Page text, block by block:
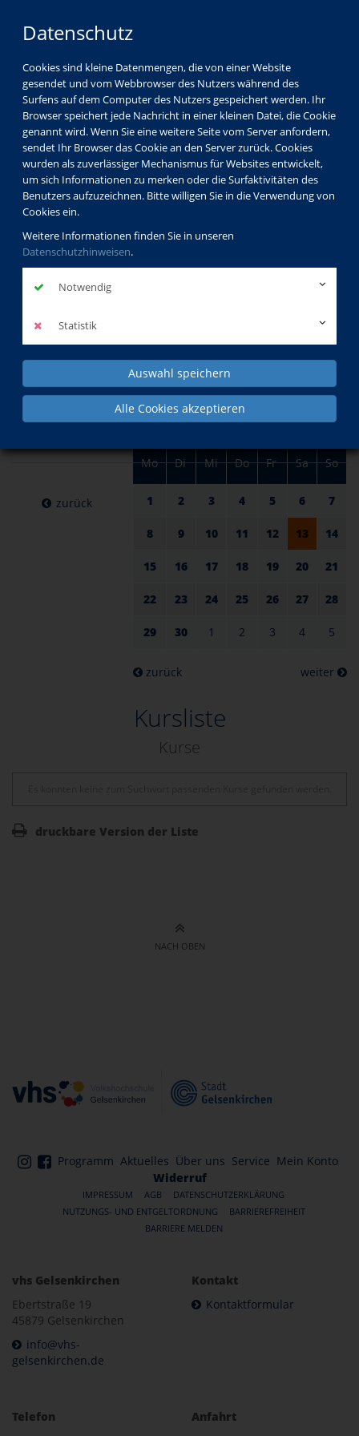
Datenschutz
Cookies sind kleine Datenmengen, die von einer Website
gesendet und vom Webbrowser des Nutzers während des
Surfens auf dem Computer des Nutzers gespeichert werden. Ihr
Browser speichert jede Nachricht in einer kleinen Datei, die Cookie
genannt wird. Wenn Sie eine weitere Seite vom Server anfordern,
sendet Ihr Browser das Cookie an den Server zurück. Cookies
wurden als zuverlässiger Mechanismus für Websites entwickelt,
um sich Informationen zu merken oder die Surfaktivitäten des
Benutzers aufzuzeichnen. Bitte willigen Sie in die Verwendung von
Cookies ein.
Weitere Informationen finden Sie in unseren
Datenschutzhinweisen.
Notwendig
Statistik
Auswahl speichern
Alle Cookies akzeptieren
LOGIN MENÜ
im April
Mo Di Mi Do Fr Sa So
1 2 3 4 5 6 7
8 9 10 11 12 13 14
15 16 17 18 19 20 21
22 23 24 25 26 27 28
29 30 1 2 3 4 5
zurück weiter
am 13.
2024
zurück
Kursliste
Kurse
druckbare Version der Liste
NACH OBEN
Programm Aktuelles Über uns Service Mein Konto
Widerruf
IMPRESSUM AGB
DATENSCHUTZERKLÄRUNG
NUTZUNGS- UND ENTGELTORDNUNG
BARRIEREFREIHEIT
BARRIERE MELDEN
vhs Gelsenkirchen
Ebertstraße 19
45879 Gelsenkirchen
info@vhs-
gelsenkirchen.de
Kontakt
Kontaktformular
Telefon
Anfahrt